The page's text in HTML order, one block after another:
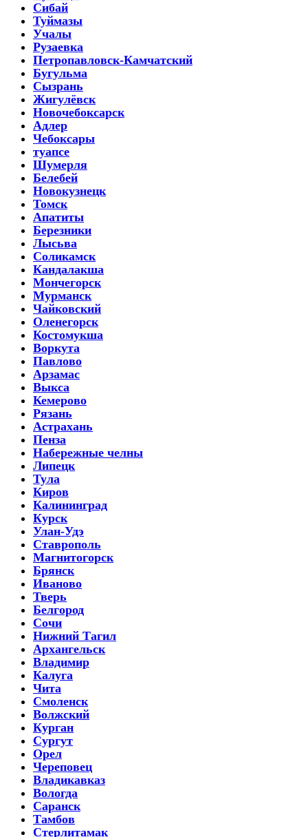
Сибай
Туймазы
Учалы
Рузаевка
Петропавловск-Камчатский
Бугульма
Сызрань
Жигулёвск
Новочебоксарск
Адлер
Чебоксары
туапсе
Шумерля
Белебей
Новокузнецк
Томск
Апатиты
Березники
Лысьва
Соликамск
Кандалакша
Мончегорск
Мурманск
Чайковский
Оленегорск
Костомукша
Воркута
Павлово
Арзамас
Выкса
Кемерово
Рязань
Астрахань
Пенза
Набережные челны
Липецк
Тула
Киров
Калининград
Курск
Улан-Удэ
Ставрополь
Магнитогорск
Брянск
Иваново
Тверь
Белгород
Сочи
Нижний Тагил
Архангельск
Владимир
Калуга
Чита
Смоленск
Волжский
Курган
Сургут
Орел
Череповец
Владикавказ
Вологда
Саранск
Тамбов
Стерлитамак